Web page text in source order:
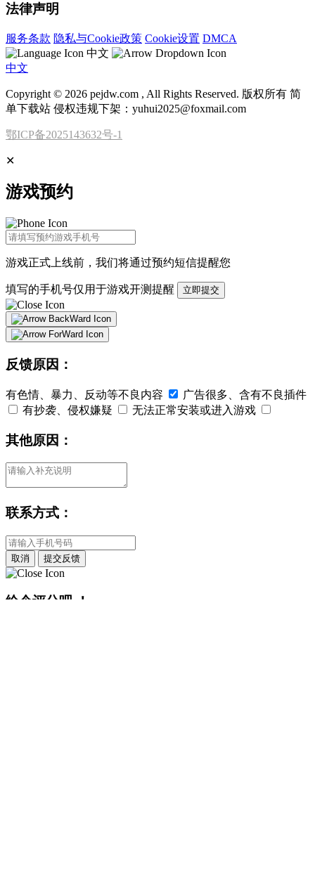
法律声明
服务条款 隐私与Cookie政策 Cookie设置 DMCA
中文
中文
Copyright © 2026 pejdw.com , All Rights Reserved. 版权所有 简
单下载站 侵权违规下架：yuhui2025@foxmail.com
鄂ICP备2025143632号-1
✕
游戏预约
游戏正式上线前，我们将通过预约短信提醒您
填写的手机号仅用于游戏开测提醒 立即提交
反馈原因：
有色情、暴力、反动等不良内容
广告很多、含有不良插件
有抄袭、侵权嫌疑
无法正常安装或进入游戏
其他原因：
联系方式：
取消 提交反馈
给个评分吧 ！